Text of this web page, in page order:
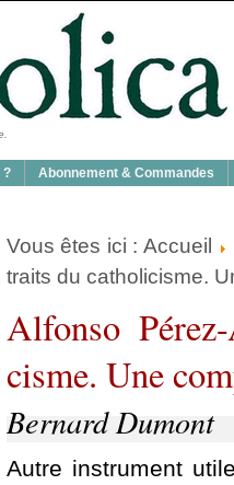
? Abon­ne­ment & Com­mandes
Vous êtes ici : Accueil
traits du catho­li­cisme.
Alfon­so
cisme. Une
Bernard Dumont
Autre ins­tru­ment